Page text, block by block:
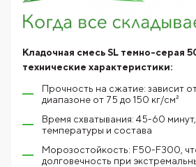
Кладочная смесь SL темно-серая
технические характеристики:
Прочность на сжатие: зависит
диапазоне от 75 до 150 кг/см²
Время схватывания: 45-60
температуры и состава
Морозостойкость: F50-F300,
долговечность при